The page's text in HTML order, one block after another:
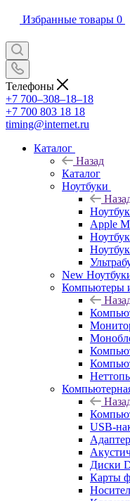
Избранные товары 0
Телефоны
+7 700‒308‒18‒18
+7 700 803 18 18
timing@internet.ru
Каталог
Назад
Каталог
Ноутбуки
Apple
New
Компьютеры
USB-
Диски
Карты